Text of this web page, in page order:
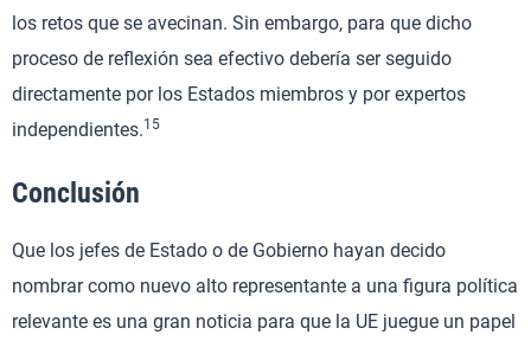
los retos que se avecinan. Sin embargo, para que dicho
proceso de reflexión sea efectivo debería ser seguido
directamente por los Estados miembros y por expertos
independientes.15
Conclusión
Que los jefes de Estado o de Gobierno hayan decido
nombrar como nuevo alto representante a una figura política
relevante es una gran noticia para que la UE juegue un papel